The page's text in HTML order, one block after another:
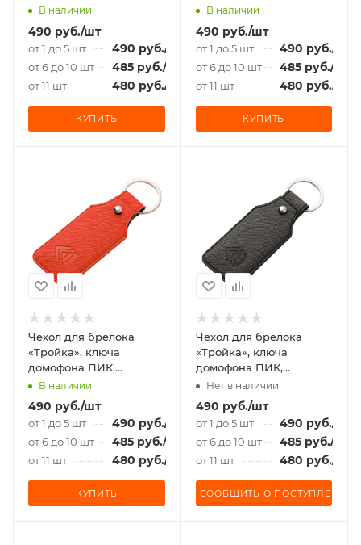
«Подорожник» синий
В наличии
490 руб./шт
от 1 до 5 шт 490 руб./шт
от 6 до 10 шт 485 руб./шт
от 11 шт 480 руб./шт
КУПИТЬ
«Подорожник» серый
В наличии
490 руб./шт
от 1 до 5 шт 490 руб./шт
от 6 до 10 шт 485руб./шт
от 11 шт 480 руб./шт
КУПИТЬ
Чехол для брелока
«Тройка», ключа
домофона ПИК,
«Подорожник» красный
В наличии
490 руб./шт
от 1 до 5 шт 490 руб./шт
от 6 до 10 шт 485 руб./шт
от 11 шт 480 руб./шт
КУПИТЬ
Чехол для брелока
«Тройка», ключа
домофона ПИК,
«Подорожник» темно-
Нет в наличии
490 руб./шт
от 1 до 5 шт 490 руб./шт
от 6 до 10 шт 485руб./шт
от 11 шт 480 руб./шт
СООБЩИТЬ О ПОСТУПЛЕНИИ